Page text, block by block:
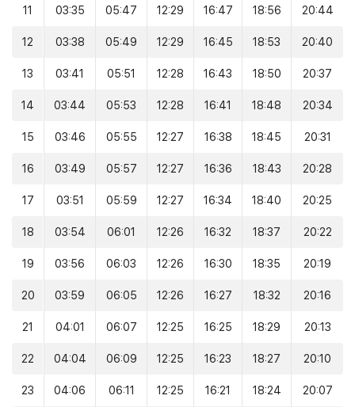
11 03:35 05:47 12:29 16:47 18:56 20:44
12 03:38 05:49 12:29 16:45 18:53 20:40
13 03:41 05:51 12:28 16:43 18:50 20:37
14 03:44 05:53 12:28 16:41 18:48 20:34
15 03:46 05:55 12:27 16:38 18:45 20:31
16 03:49 05:57 12:27 16:36 18:43 20:28
17 03:51 05:59 12:27 16:34 18:40 20:25
18 03:54 06:01 12:26 16:32 18:37 20:22
19 03:56 06:03 12:26 16:30 18:35 20:19
20 03:59 06:05 12:26 16:27 18:32 20:16
21 04:01 06:07 12:25 16:25 18:29 20:13
22 04:04 06:09 12:25 16:23 18:27 20:10
23 04:06 06:11 12:25 16:21 18:24 20:07